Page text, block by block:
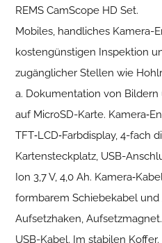
REMS CamScope HD Set.
Mobiles, handliches Kamera-
kostengünstigen Inspektion
zugänglicher Stellen wie
a. Dokumentation von
auf MicroSD-Karte.
TFT‑LCD‑Farbdisplay, 4-fach
Kartensteckplatz, USB-
Ion 3,7 V, 4,0 Ah.
formbarem Schiebekabel und
Aufsetzhaken,
USB-Kabel. Im stabilen Koffer.